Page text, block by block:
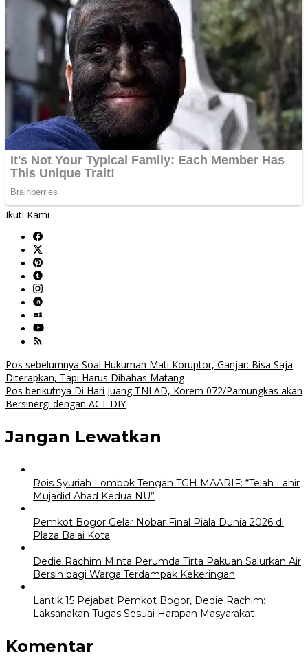
Ikuti Kami
Navigasi
pos
Pos sebelumnya Soal Hukuman Mati Koruptor, Ganjar: Bisa Saja
Diterapkan, Tapi Harus Dibahas Matang
Pos berikutnya Di Hari Juang TNI AD, Korem 072/Pamungkas akan
Bersinergi dengan ACT DIY
Jangan Lewatkan
Rois Syuriah Lombok Tengah TGH MAARIF: “Telah Lahir
Mujadid Abad Kedua NU”
Pemkot Bogor Gelar Nobar Final Piala Dunia 2026 di
Plaza Balai Kota
Dedie Rachim Minta Perumda Tirta Pakuan Salurkan Air
Bersih bagi Warga Terdampak Kekeringan
Lantik 15 Pejabat Pemkot Bogor, Dedie Rachim:
Laksanakan Tugas Sesuai Harapan Masyarakat
Komentar